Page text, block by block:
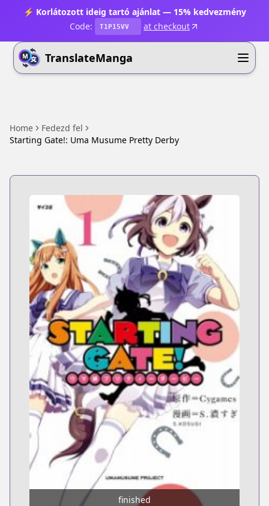
⚡ Korlátozott ideig tartó ajánlat — 15% kedvezmény
Code:
T1P15VV at checkout
TranslateManga
Home
Fedezd fel
Starting Gate!: Uma Musume Pretty Derby
finished